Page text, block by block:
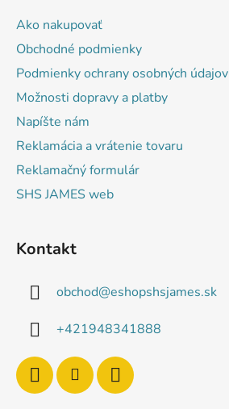
Ako nakupovať
Obchodné podmienky
Podmienky ochrany osobných údajov
Možnosti dopravy a platby
Napíšte nám
Reklamácia a vrátenie tovaru
Reklamačný formulár
SHS JAMES web
Kontakt
obchod@eshopshsjames.sk
+421948341888